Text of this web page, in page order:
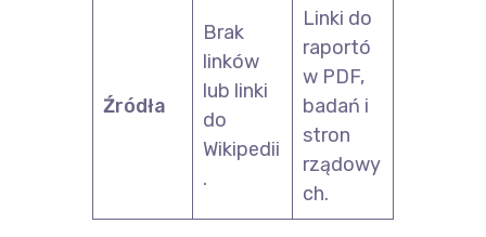
Źródła
Brak
linków
lub linki
do
Wikipedii
.
Linki do
raportó
w PDF,
badań i
stron
rządowy
ch.